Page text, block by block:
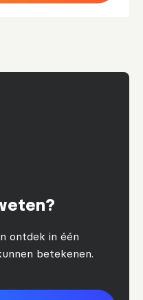
ontdek in één
betekenen.